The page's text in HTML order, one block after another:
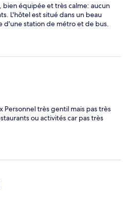
bien équipée et très calme: aucun
L'hôtel est situé dans un beau
d'une station de métro et de bus.
très gentil mais pas très
ou activités car pas très